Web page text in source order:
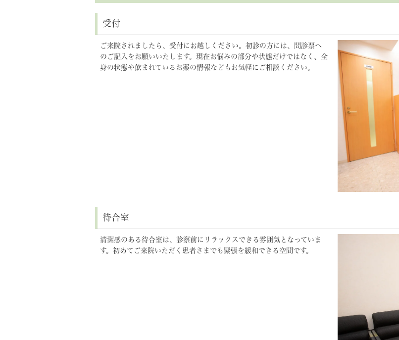
受付
ご来院されましたら、受付にお越しください。初診の方には、問診票へ
のご記入をお願いいたします。現在お悩みの部分や状態だけではなく、全
身の状態や飲まれているお薬の情報などもお気軽にご相談ください。
待合室
清潔感のある待合室は、診察前にリラックスできる雰囲気となっていま
す。初めてご来院いただく患者さまでも緊張を緩和できる空間です。